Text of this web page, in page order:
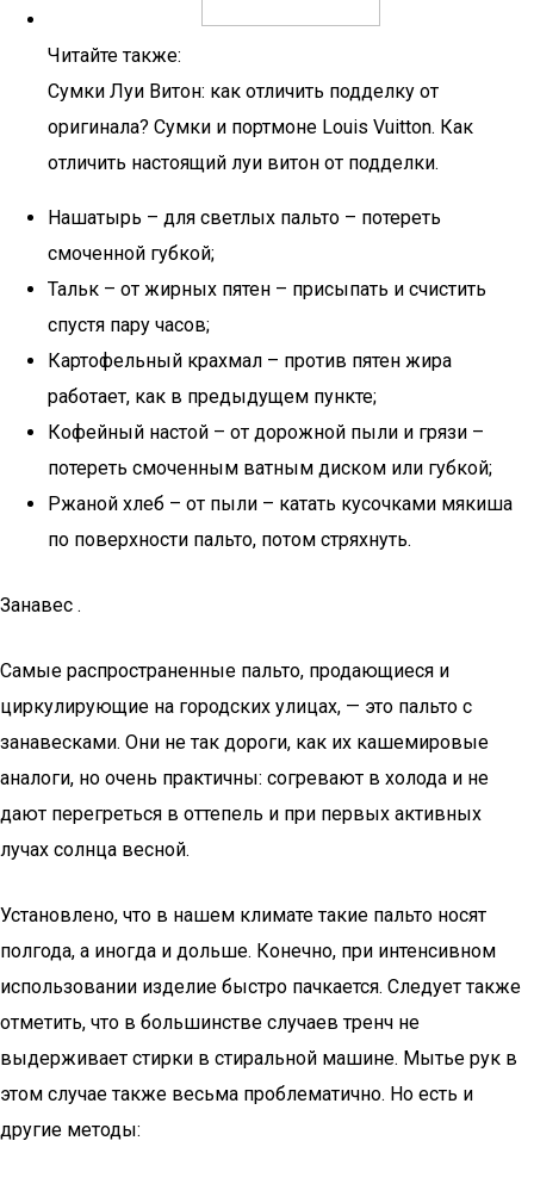
Читайте также:
Сумки Луи Витон: как отличить подделку от
оригинала? Сумки и портмоне Louis Vuitton. Как
отличить настоящий луи витон от подделки.
Нашатырь – для светлых пальто – потереть
смоченной губкой;
Тальк – от жирных пятен – присыпать и счистить
спустя пару часов;
Картофельный крахмал – против пятен жира
работает, как в предыдущем пункте;
Кофейный настой – от дорожной пыли и грязи –
потереть смоченным ватным диском или губкой;
Ржаной хлеб – от пыли – катать кусочками мякиша
по поверхности пальто, потом стряхнуть.
Занавес .
Самые распространенные пальто, продающиеся и
циркулирующие на городских улицах, — это пальто с
занавесками. Они не так дороги, как их кашемировые
аналоги, но очень практичны: согревают в холода и не
дают перегреться в оттепель и при первых активных
лучах солнца весной.
Установлено, что в нашем климате такие пальто носят
полгода, а иногда и дольше. Конечно, при интенсивном
использовании изделие быстро пачкается. Следует также
отметить, что в большинстве случаев тренч не
выдерживает стирки в стиральной машине. Мытье рук в
этом случае также весьма проблематично. Но есть и
другие методы: